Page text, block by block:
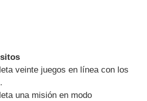
veinte juegos en línea con los
una misión en modo